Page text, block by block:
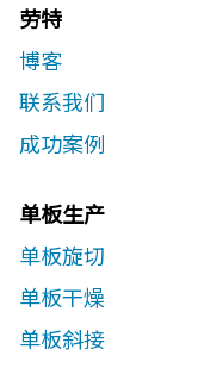
劳特
博客
联系我们​
成功案例
单板生产
单板旋切
单板干燥
单板斜接